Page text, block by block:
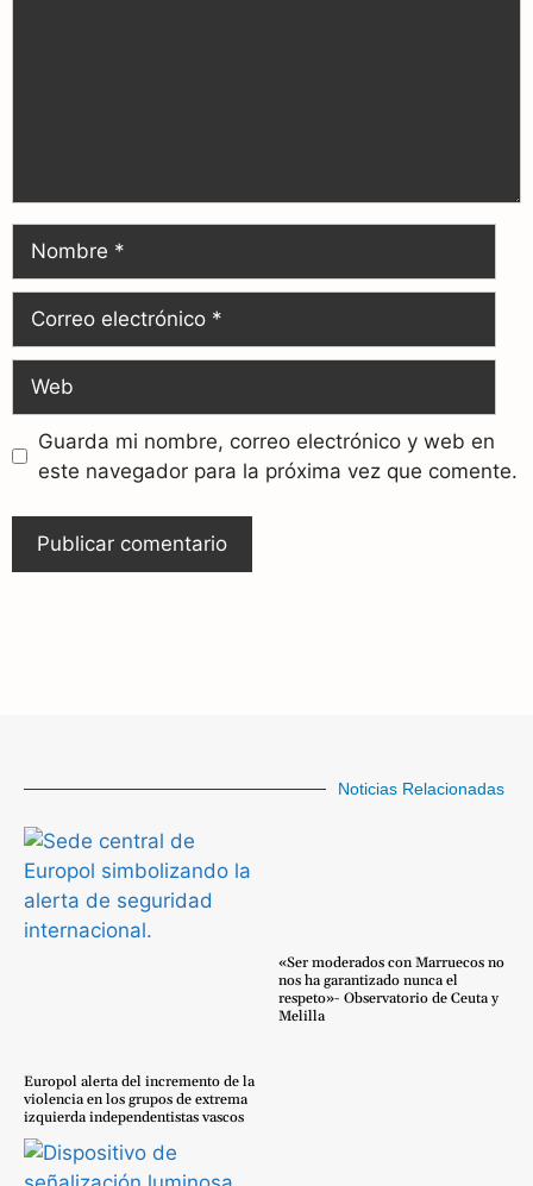
Guarda mi nombre, correo electrónico y web en
este navegador para la próxima vez que comente.
Noticias Relacionadas
Europol alerta del incremento de la
violencia en los grupos de extrema
izquierda independentistas vascos
«Ser moderados con Marruecos no
nos ha garantizado nunca el
respeto»- Observatorio de Ceuta y
Melilla